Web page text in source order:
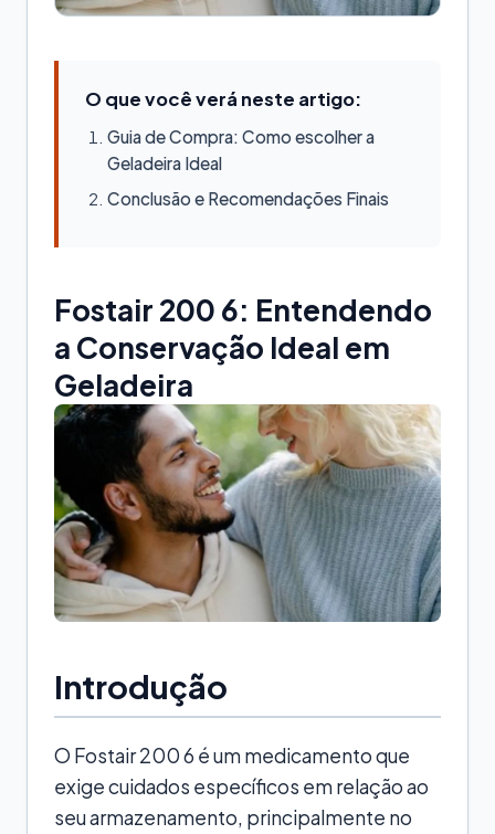
O que você verá neste artigo:
Guia de Compra: Como escolher a
Geladeira Ideal
Conclusão e Recomendações Finais
Fostair 200 6: Entendendo
a Conservação Ideal em
Geladeira
Introdução
O Fostair 200 6 é um medicamento que
exige cuidados específicos em relação ao
seu armazenamento, principalmente no